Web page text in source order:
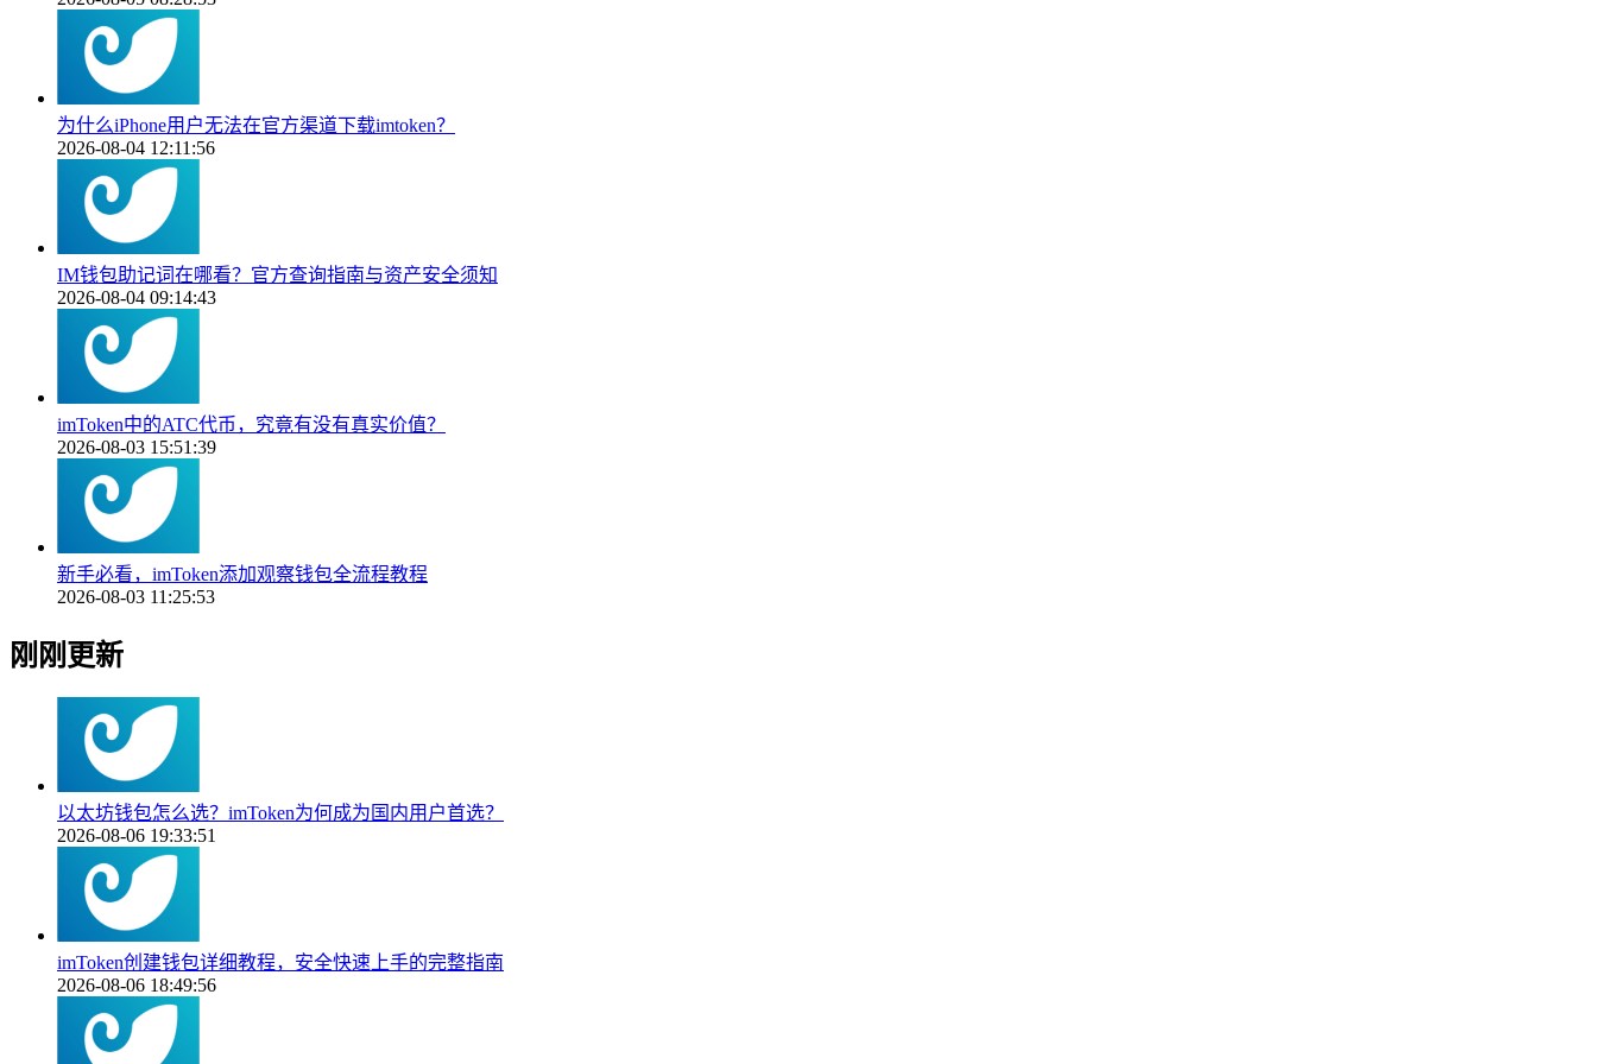
为什么iPhone用户无法在官方渠道下载imtoken？
2026-08-04 12:11:56
IM钱包助记词在哪看？官方查询指南与资产安全须知
2026-08-04 09:14:43
imToken中的ATC代币，究竟有没有真实价值？
2026-08-03 15:51:39
新手必看，imToken添加观察钱包全流程教程
2026-08-03 11:25:53
刚刚更新
以太坊钱包怎么选？imToken为何成为国内用户首选？
2026-08-06 19:33:51
imToken创建钱包详细教程，安全快速上手的完整指南
2026-08-06 18:49:56